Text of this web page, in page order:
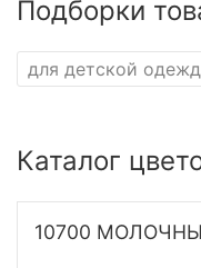
Подборки
для детской
Каталог
10700